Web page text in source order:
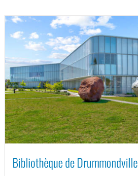
Bibliothèque de Drummondville